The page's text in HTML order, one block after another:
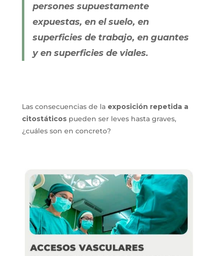
persones supuestamente
expuestas, en el suelo, en
superficies de trabajo, en guantes
y en superficies de viales.
Las consecuencias de la exposición repetida a
citostáticospueden ser leves hasta graves,
¿cuáles son en concreto?